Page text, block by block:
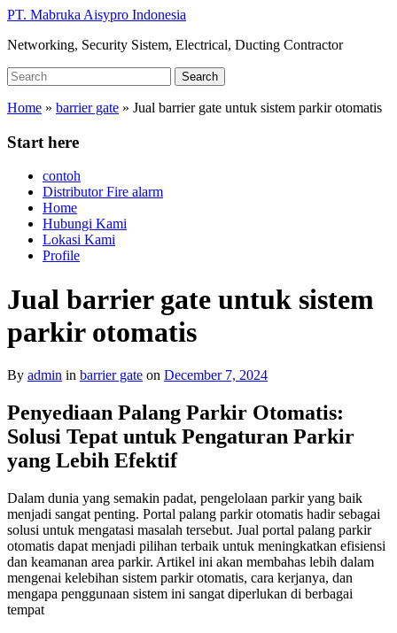
Skip
main
PT. Mabruka Aisypro Indonesia
Networking, Security Sistem, Electrical, Ducting Contractor
Search
for:
Search
Home » barrier gate » Jual barrier gate untuk sistem parkir otomatis
Start here
contoh
Distributor Fire alarm
Home
Hubungi Kami
Lokasi Kami
Profile
Jual barrier gate untuk sistem
parkir otomatis
By admin in barrier gate on December 7, 2024
Penyediaan Palang Parkir Otomatis:
Solusi Tepat untuk Pengaturan Parkir
yang Lebih Efektif
Dalam dunia yang semakin padat, pengelolaan parkir yang baik
menjadi sangat penting. Portal palang parkir otomatis hadir sebagai
solusi untuk mengatasi masalah tersebut. Jual portal palang parkir
otomatis dapat menjadi pilihan terbaik untuk meningkatkan efisiensi
dan keamanan area parkir. Artikel ini akan membahas lebih dalam
mengenai kelebihan sistem parkir otomatis, cara kerjanya, dan
mengapa penggunaan sistem ini sangat diperlukan di berbagai
tempat